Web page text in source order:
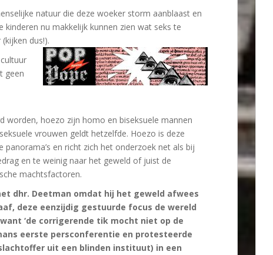
natuur die deze woeker storm aanblaast en
nu makkelijk kunnen zien wat seks te
dus!).
geen
worden, hoezo zijn homo en biseksuele mannen
vrouwen geldt hetzelfde. Hoezo is deze
en richt zich het onderzoek net als bij
en te weinig naar het geweld of juist de
machtsfactoren.
dhr. Deetman omdat hij het geweld afwees
deze eenzijdig gestuurde focus de wereld
‘de corrigerende tik mocht niet op de
eerste persconferentie en protesteerde
uit een blinden instituut) in een